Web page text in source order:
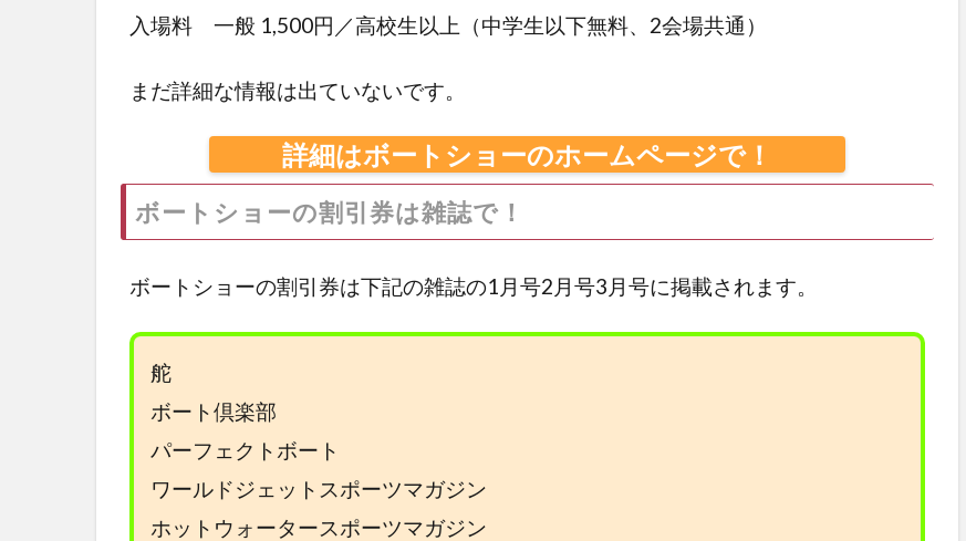
入場料 一般 1,500円／高校生以上（中学生以下無料、2会場共通）
まだ詳細な情報は出ていないです。
詳細はボートショーのホームページで！
ボートショーの割引券は雑誌で！
ボートショーの割引券は下記の雑誌の1月号2月号3月号に掲載されます。
舵
ボート倶楽部
パーフェクトボート
ワールドジェットスポーツマガジン
ホットウォータースポーツマガジン